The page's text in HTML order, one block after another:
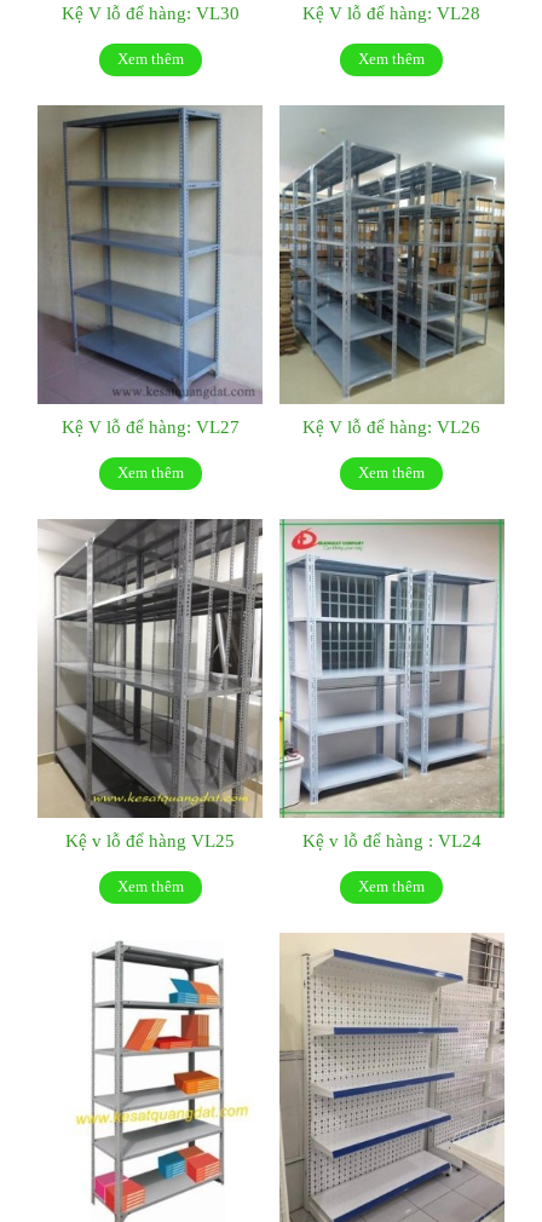
Kệ V lỗ để hàng: VL30
Xem thêm
Kệ V lỗ để hàng: VL28
Xem thêm
Kệ V lỗ để hàng: VL27
Xem thêm
Kệ V lỗ để hàng: VL26
Xem thêm
Kệ v lỗ để hàng VL25
Xem thêm
Kệ v lỗ để hàng : VL24
Xem thêm